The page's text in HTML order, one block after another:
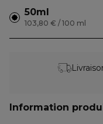
50ml
103,80 € / 100 ml
Information